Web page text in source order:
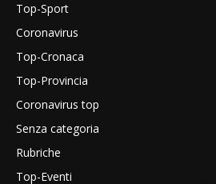
Top-Sport
Coronavirus
Top-Cronaca
Top-Provincia
Coronavirus top
Senza categoria
Rubriche
Top-Eventi